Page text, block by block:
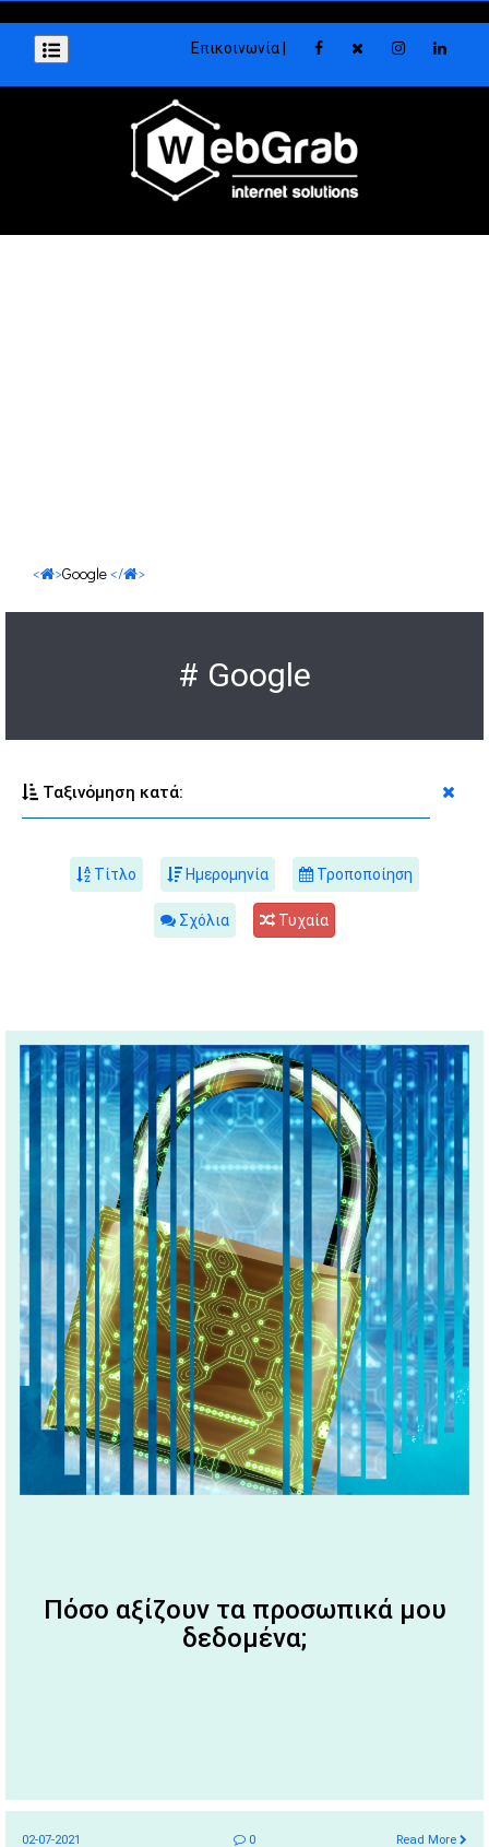
Επικοινωνία |
< >Google</ >
# Google
Ταξινόμηση κατά:
Τίτλο Ημερομηνία Τροποποίηση
Σχόλια Τυχαία
Πόσο αξίζουν τα προσωπικά μου
δεδομένα;
02-07-2021 0 Read More